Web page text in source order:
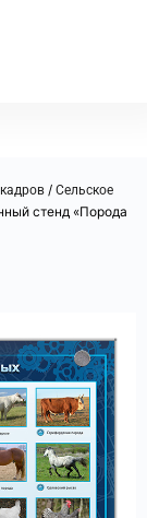
/ Сельское
стенд «Порода